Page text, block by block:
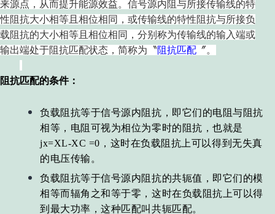
来源点，从而提升能源效益。信号源内阻与所接传输线的特
性阻抗大小相等且相位相同，或传输线的特性阻抗与所接负
载阻抗的大小相等且相位相同，分别称为传输线的输入端或
输出端处于阻抗匹配状态，简称为〝阻抗匹配 〞。
阻抗匹配的条件：
负载阻抗等于信号源内阻抗，即它们的电阻与阻抗
相等，电阻可视为相位为零时的阻抗，也就是
jx=XL-XC =0，这时在负载阻抗上可以得到无失真
的电压传输。
负载阻抗等于信号源内阻抗的共轭值，即它们的模
相等而辐角之和等于零，这时在负载阻抗上可以得
到最大功率，这种匹配叫共轭匹配。